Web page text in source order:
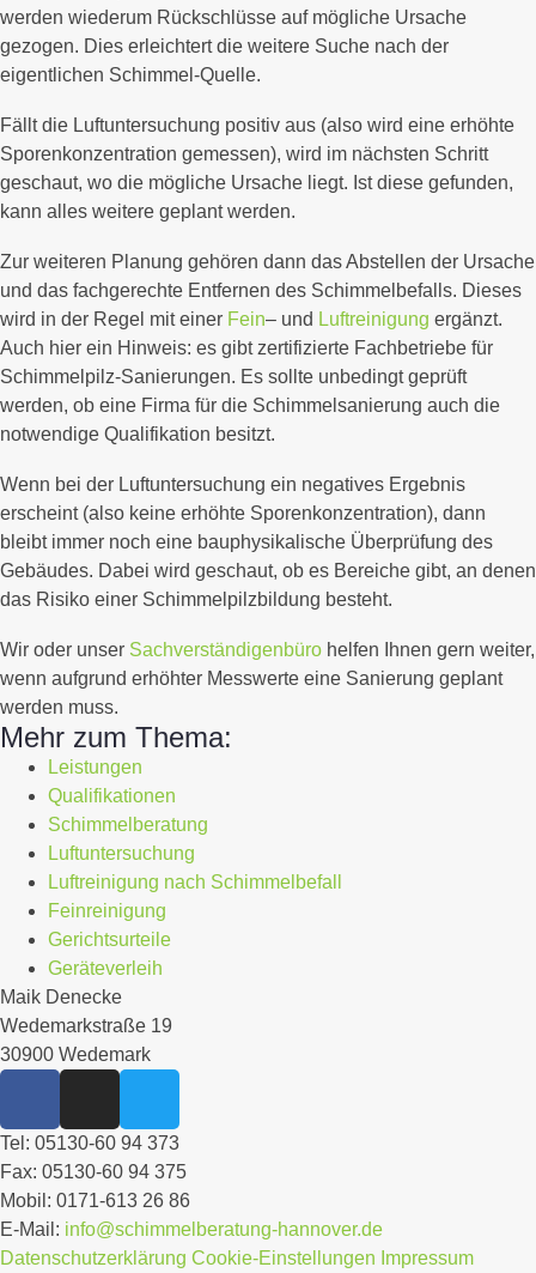
werden wiederum Rückschlüsse auf mögliche Ursache
gezogen. Dies erleichtert die weitere Suche nach der
eigentlichen Schimmel-Quelle.
Fällt die Luftuntersuchung positiv aus (also wird eine erhöhte
Sporenkonzentration gemessen), wird im nächsten Schritt
geschaut, wo die mögliche Ursache liegt. Ist diese gefunden,
kann alles weitere geplant werden.
Zur weiteren Planung gehören dann das Abstellen der Ursache
und das fachgerechte Entfernen des Schimmelbefalls. Dieses
wird in der Regel mit einer Fein– und Luftreinigung ergänzt.
Auch hier ein Hinweis: es gibt zertifizierte Fachbetriebe für
Schimmelpilz-Sanierungen. Es sollte unbedingt geprüft
werden, ob eine Firma für die Schimmelsanierung auch die
notwendige Qualifikation besitzt.
Wenn bei der Luftuntersuchung ein negatives Ergebnis
erscheint (also keine erhöhte Sporenkonzentration), dann
bleibt immer noch eine bauphysikalische Überprüfung des
Gebäudes. Dabei wird geschaut, ob es Bereiche gibt, an denen
das Risiko einer Schimmelpilzbildung besteht.
Wir oder unser Sachverständigenbüro helfen Ihnen gern weiter,
wenn aufgrund erhöhter Messwerte eine Sanierung geplant
werden muss.
Mehr zum Thema:
Leistungen
Qualifikationen
Schimmelberatung
Luftuntersuchung
Luftreinigung nach Schimmelbefall
Feinreinigung
Gerichtsurteile
Geräteverleih
Maik Denecke
Wedemarkstraße 19
30900 Wedemark
Tel: 05130-60 94 373
Fax: 05130-60 94 375
Mobil: 0171-613 26 86
E-Mail: info@schimmelberatung-hannover.de
Datenschutzerklärung Cookie-Einstellungen Impressum